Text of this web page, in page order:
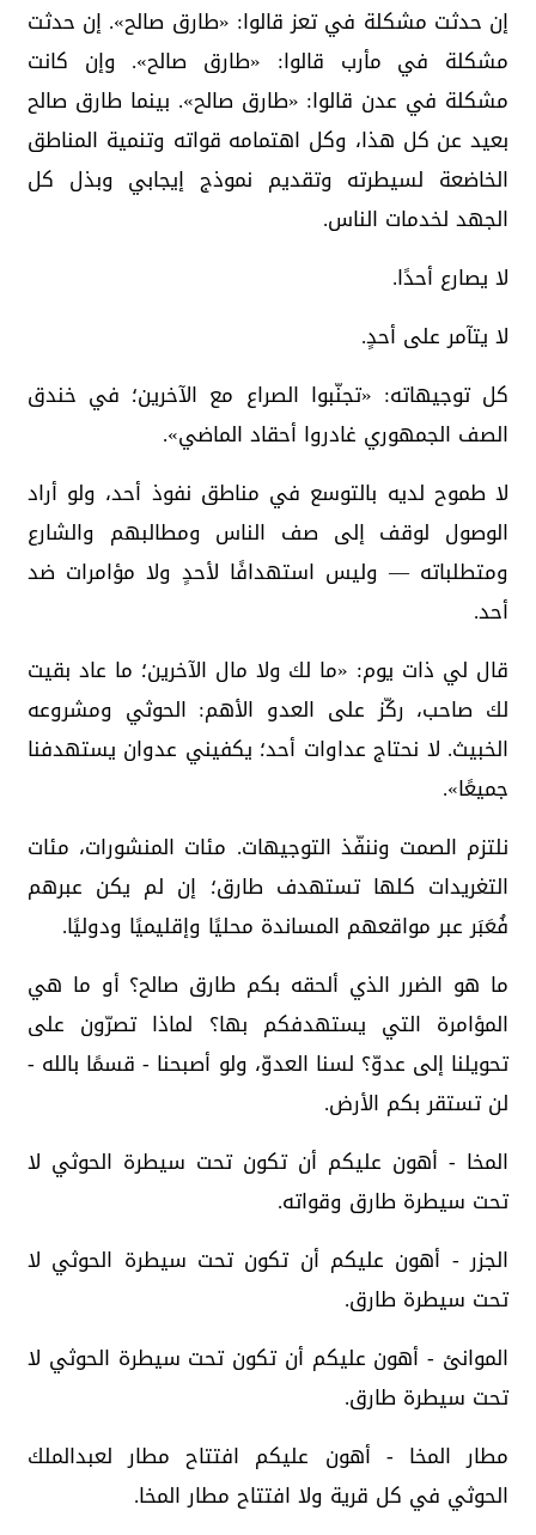
إن حدثت مشكلة في تعز قالوا: «طارق صالح». إن حدثت
مشكلة في مأرب قالوا: «طارق صالح». وإن كانت
مشكلة في عدن قالوا: «طارق صالح». بينما طارق صالح
بعيد عن كل هذا، وكل اهتمامه قواته وتنمية المناطق
الخاضعة لسيطرته وتقديم نموذج إيجابي وبذل كل
الجهد لخدمات الناس.
لا يصارع أحدًا.
لا يتآمر على أحدٍ.
كل توجيهاته: «تجنّبوا الصراع مع الآخرين؛ في خندق
الصف الجمهوري غادروا أحقاد الماضي».
لا طموح لديه بالتوسع في مناطق نفوذ أحد، ولو أراد
الوصول لوقف إلى صف الناس ومطالبهم والشارع
ومتطلباته — وليس استهدافًا لأحدٍ ولا مؤامرات ضد
أحد.
قال لي ذات يوم: «ما لك ولا مال الآخرين؛ ما عاد بقيت
لك صاحب، ركّز على العدو الأهم: الحوثي ومشروعه
الخبيث. لا نحتاج عداوات أحد؛ يكفيني عدوان يستهدفنا
جميعًا».
نلتزم الصمت وننفّذ التوجيهات. مئات المنشورات، مئات
التغريدات كلها تستهدف طارق؛ إن لم يكن عبرهم
فُعَبَر عبر مواقعهم المساندة محليًا وإقليميًا ودوليًا.
ما هو الضرر الذي ألحقه بكم طارق صالح؟ أو ما هي
المؤامرة التي يستهدفكم بها؟ لماذا تصرّون على
تحويلنا إلى عدوّ؟ لسنا العدوّ، ولو أصبحنا - قسمًا بالله -
لن تستقر بكم الأرض.
المخا - أهون عليكم أن تكون تحت سيطرة الحوثي لا
تحت سيطرة طارق وقواته.
الجزر - أهون عليكم أن تكون تحت سيطرة الحوثي لا
تحت سيطرة طارق.
الموانئ - أهون عليكم أن تكون تحت سيطرة الحوثي لا
تحت سيطرة طارق.
مطار المخا - أهون عليكم افتتاح مطار لعبدالملك
الحوثي في كل قرية ولا افتتاح مطار المخا.